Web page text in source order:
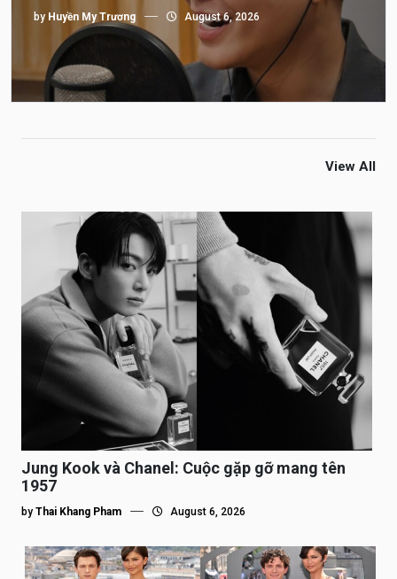
by Huyền My Trương August 6, 2026
View All
Jung Kook và Chanel: Cuộc gặp gỡ mang tên
1957
by Thai Khang Pham August 6, 2026